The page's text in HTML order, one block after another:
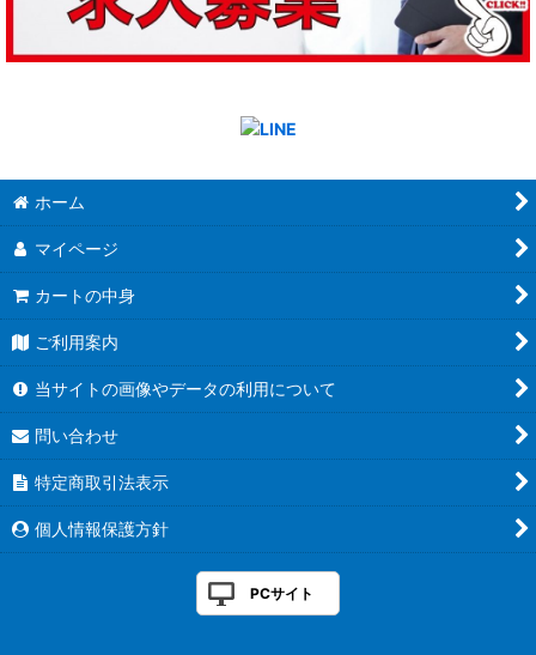
ホーム
マイページ
カートの中身
ご利用案内
当サイトの画像やデータの利用について
問い合わせ
特定商取引法表示
個人情報保護方針
PCサイト